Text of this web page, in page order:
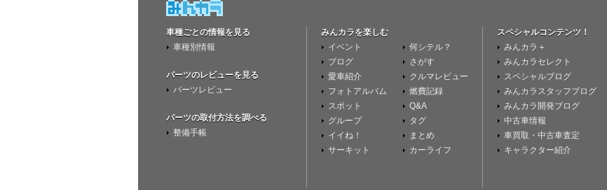
車種ごとの情報を見る
車種別情報
パーツのレビューを見る
パーツレビュー
パーツの取付方法を調べる
整備手帳
みんカラを楽しむ
イベント
ブログ
愛車紹介
フォトアルバム
スポット
グループ
イイね！
サーキット
何シテル？
さがす
クルマレビュー
燃費記録
Q&A
タグ
まとめ
カーライフ
スペシャルコンテンツ！
みんカラ＋
みんカラセレクト
スペシャルブログ
みんカラスタッフブログ
みんカラ開発ブログ
中古車情報
車買取・中古車査定
キャラクター紹介